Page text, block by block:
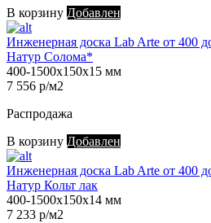
В корзину Добавлен
Инженерная доска Lab Arte от 400
Натур Солома*
400-1500х150х15 мм
7 556 р/м2
Распродажа
В корзину Добавлен
Инженерная доска Lab Arte от 400
Натур Кольт лак
400-1500х150х14 мм
7 233 р/м2